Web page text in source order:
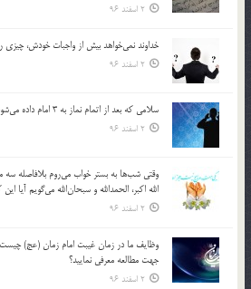
2 اسفند 96
خداوند نمي‌خواهد بيش از واجبات خودش، چيزي
2 اسفند 96
سلامي كه بعد از اتمام نماز به 3 امام داده مي‌شود منشأ آن چيست؟
2 اسفند 96
وقتي شب‌ها به بستر خواب مي‌روم بلافاصله سه
الله اكبر، الحمدالله و سبحان‌الله مي‌گويم آيا
2 اسفند 96
وظايف ما در زمان غيبت امام زمان (عج)
جهت مطالعه معرفي نماييد؟
2 اسفند 96